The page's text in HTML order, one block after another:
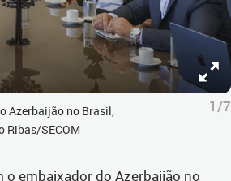
Azerbaijão no Brasil,
Ribas/SECOM
1/7
embaixador do Azerbaijão no